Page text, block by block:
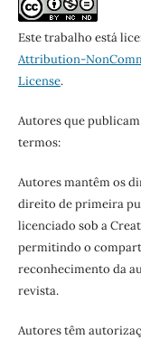
Este trabalho está
Attribution-
License.
Autores que
termos:
Autores mantêm os
direito de primeira
licenciado sob a
permitindo o
reconhecimento da
revista.
Autores têm